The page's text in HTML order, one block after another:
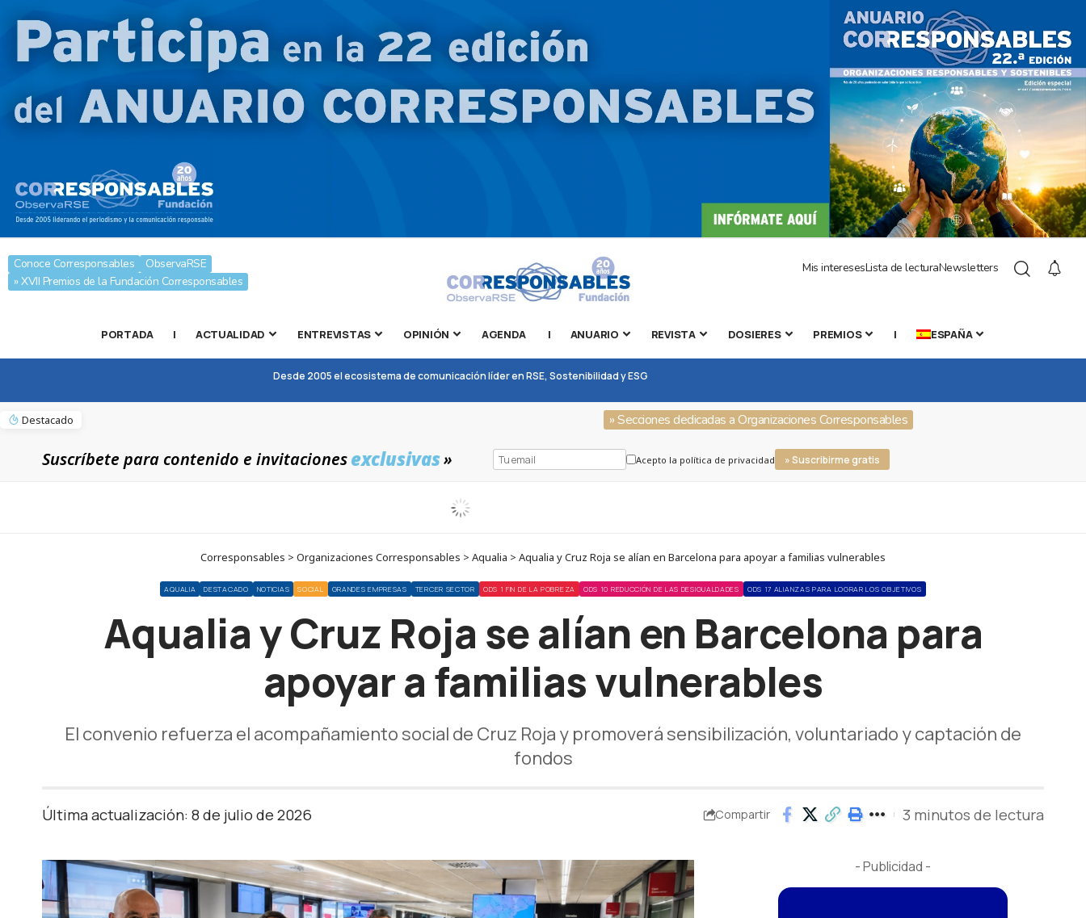
Conoce Corresponsables
ObservaRSE
» XVII Premios de la Fundación Corresponsables
Mis interesesLista de lecturaNewsletters
PORTADA | ACTUALIDAD ENTREVISTAS OPINIÓN AGENDA | ANUARIO REVISTA DOSIERES PREMIOS | ESPAÑA
Desde 2005 el ecosistema de comunicación líder en RSE, Sostenibilidad y ESG
Destacado » Secciones dedicadas a Organizaciones Corresponsables
Suscríbete para contenido e invitacionesexclusivas» Acepto la política de privacidad » Suscribirme gratis
Corresponsables > Organizaciones Corresponsables > Aqualia > Aqualia y Cruz Roja se alían en Barcelona para apoyar a familias vulnerables
AQUALIA DESTACADO NOTICIAS SOCIAL GRANDES EMPRESAS TERCER SECTOR ODS 1 FIN DE LA POBREZA ODS 10 REDUCCIÓN DE LAS DESIGUALDADES ODS 17 ALIANZAS PARA LOGRAR LOS OBJETIVOS
Aqualia y Cruz Roja se alían en Barcelona para
apoyar a familias vulnerables
El convenio refuerza el acompañamiento social de Cruz Roja y promoverá sensibilización, voluntariado y captación de
fondos
Última actualización: 8 de julio de 2026 Compartir 3 minutos de lectura
- Publicidad -